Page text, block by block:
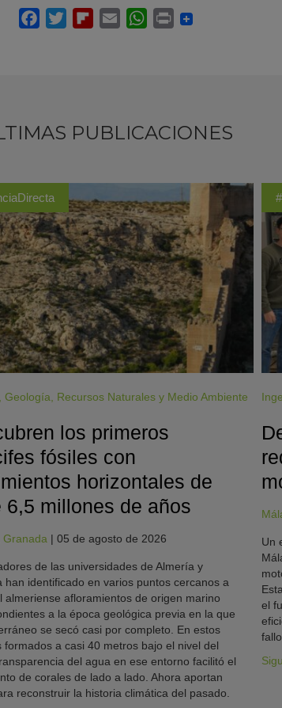
PUBLICACIONES
,Geología, Recursos Naturales y Medio Ambiente
los primeros
fósiles con
horizontales de
6,5 millones de años
Granada |05 de agosto de 2026
de las universidades de Almería y
han identificado en varios puntos cercanos a
almeriense afloramientos de origen marino
a la época geológica previa en la que
se secó casi por completo. En estos
formados a casi 40 metros bajo el nivel del
del agua en ese entorno facilitó el
de corales de lado a lado. Ahora aportan
reconstruir la historia climática del pasado.
Un
el